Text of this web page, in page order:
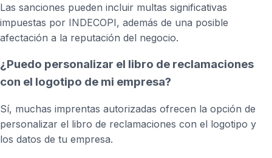
Las sanciones pueden incluir multas significativas
impuestas por INDECOPI, además de una posible
afectación a la reputación del negocio.
¿Puedo personalizar el libro de reclamaciones
con el logotipo de mi empresa?
Sí, muchas imprentas autorizadas ofrecen la opción de
personalizar el libro de reclamaciones con el logotipo y
los datos de tu empresa.